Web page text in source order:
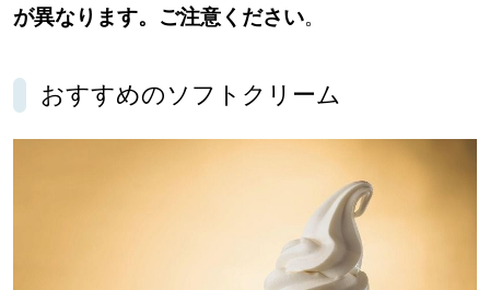
が異なります。ご注意ください。
おすすめのソフトクリーム